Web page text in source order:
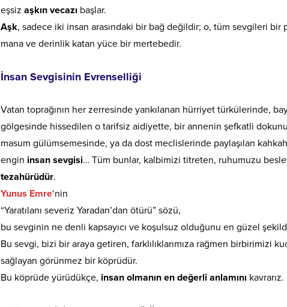
eşsiz aşkın vecazı başlar.
Aşk, sadece iki insan arasındaki bir bağ değildir; o, tüm sevgileri bir
mana ve derinlik katan yüce bir mertebedir.
İnsan Sevgisinin Evrenselliği
Vatan toprağının her zerresinde yankılanan hürriyet türkülerinde,
gölgesinde hissedilen o tarifsiz aidiyette, bir annenin şefkatli
masum gülümsemesinde, ya da dost meclislerinde paylaşılan
engin insan sevgisi… Tüm bunlar, kalbimizi titreten, ruhumuzu
tezahürüdür.
Yunus Emre‘nin
“Yaratılanı severiz Yaradan’dan ötürü” sözü,
bu sevginin ne denli kapsayıcı ve koşulsuz olduğunu en güzel
Bu sevgi, bizi bir araya getiren, farklılıklarımıza rağmen birbirimizi
sağlayan görünmez bir köprüdür.
Bu köprüde yürüdükçe, insan olmanın en değerli anlamını kavrarız.